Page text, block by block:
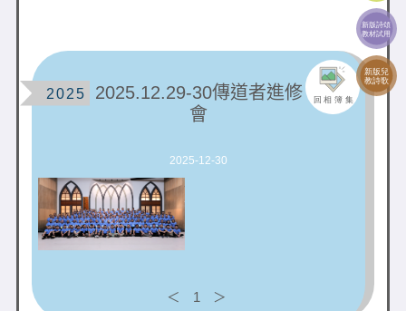
2025
2025.12.29-30傳道者進修
會
2025-12-30
＜ 1 ＞